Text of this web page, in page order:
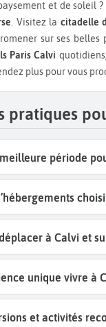
et de soleil
. Visitez la citadelle
sur ses
Paris Calvi
plus pour vous
pratiques
période
à Calvi et
unique vivre à
et activités